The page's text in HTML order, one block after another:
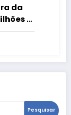
da
e
Pesquisar